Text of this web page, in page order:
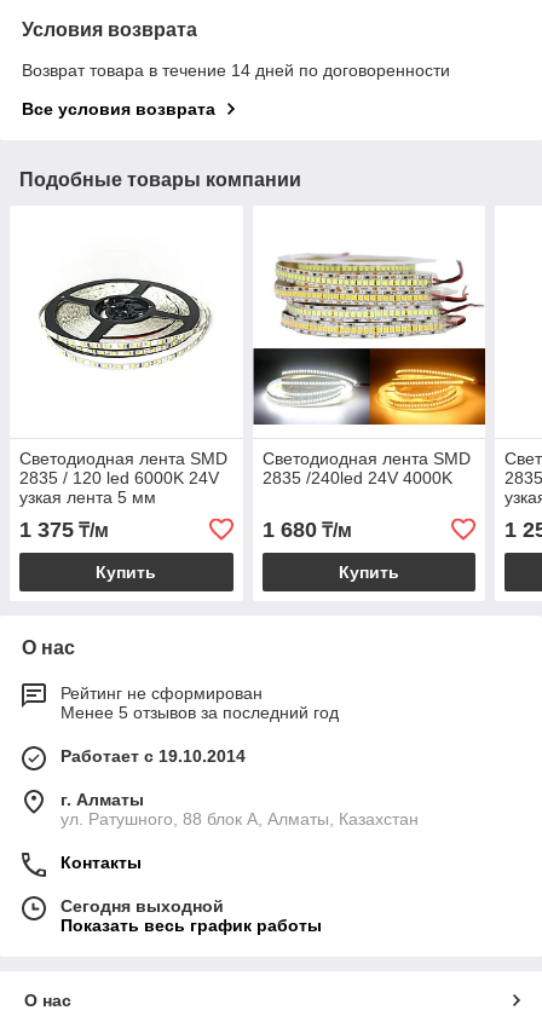
Условия возврата
Возврат товара в течение 14 дней по договоренности
Все условия возврата
Подобные товары компании
Светодиодная лента SMD
2835 / 120 led 6000K 24V
узкая лента 5 мм
1 375 ₸/м
Купить
Светодиодная лента SMD
2835 /240led 24V 4000K
1 680₸/м
Купить
1
О нас
Рейтинг не сформирован
Менее 5 отзывов за последний год
Работает с 19.10.2014
г. Алматы
ул. Ратушного, 88 блок A, Алматы, Казахстан
Контакты
Сегодня выходной
Показать весь график работы
О нас